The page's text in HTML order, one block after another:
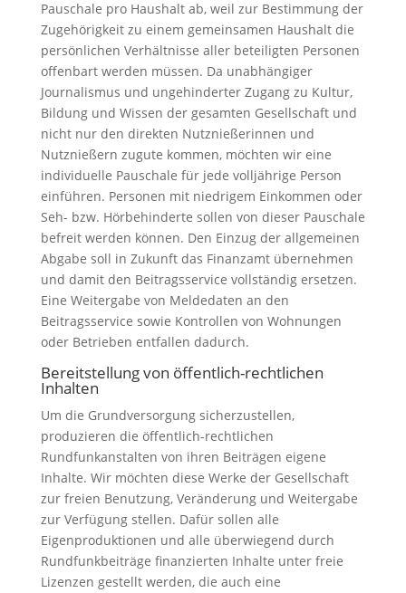
Pauschale pro Haushalt ab, weil zur Bestimmung der
Zugehörigkeit zu einem gemeinsamen Haushalt die
persönlichen Verhältnisse aller beteiligten Personen
offenbart werden müssen. Da unabhängiger
Journalismus und ungehinderter Zugang zu Kultur,
Bildung und Wissen der gesamten Gesellschaft und
nicht nur den direkten Nutznießerinnen und
Nutznießern zugute kommen, möchten wir eine
individuelle Pauschale für jede volljährige Person
einführen. Personen mit niedrigem Einkommen oder
Seh- bzw. Hörbehinderte sollen von dieser Pauschale
befreit werden können. Den Einzug der allgemeinen
Abgabe soll in Zukunft das Finanzamt übernehmen
und damit den Beitragsservice vollständig ersetzen.
Eine Weitergabe von Meldedaten an den
Beitragsservice sowie Kontrollen von Wohnungen
oder Betrieben entfallen dadurch.
Bereitstellung von öffentlich-rechtlichen
Inhalten
Um die Grundversorgung sicherzustellen,
produzieren die öffentlich-rechtlichen
Rundfunkanstalten von ihren Beiträgen eigene
Inhalte. Wir möchten diese Werke der Gesellschaft
zur freien Benutzung, Veränderung und Weitergabe
zur Verfügung stellen. Dafür sollen alle
Eigenproduktionen und alle überwiegend durch
Rundfunkbeiträge finanzierten Inhalte unter freie
Lizenzen gestellt werden, die auch eine